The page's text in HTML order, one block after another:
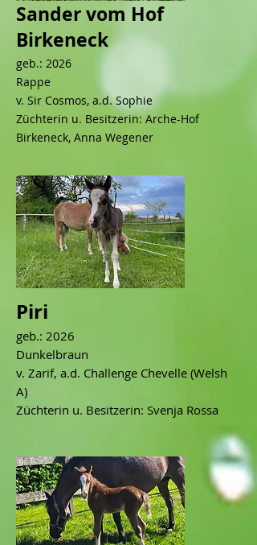
Sander vom Hof
Birkeneck
geb.: 2026
Rappe
v. Sir Cosmos, a.d. Sophie
Züchterin u. Besitzerin: Arche-Hof
Birkeneck, Anna Wegener
Piri
geb.: 2026
Dunkelbraun
v. Zarif, a.d. Challenge Chevelle (Welsh
A)
Züchterin u. Besitzerin: Svenja Rossa